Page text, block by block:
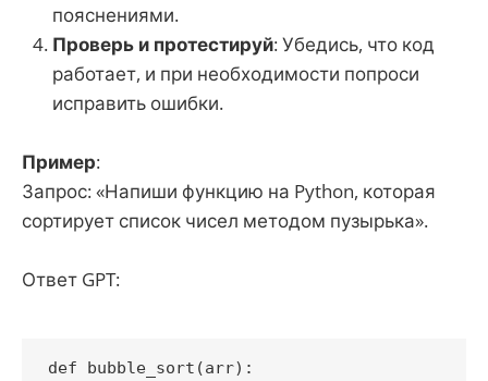
пояснениями.
Проверь и протестируй: Убедись, что код
работает, и при необходимости попроси
исправить ошибки.
Пример:
Запрос: «Напиши функцию на Python, которая
сортирует список чисел методом пузырька».
Ответ GPT:
def bubble_sort(arr):